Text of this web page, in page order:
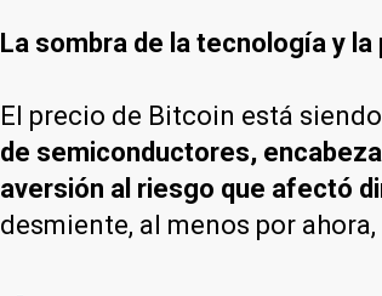
La sombra de la tecnología y
El precio de Bitcoin está
de semiconductores,
aversión al riesgo que afectó
desmiente, al menos por